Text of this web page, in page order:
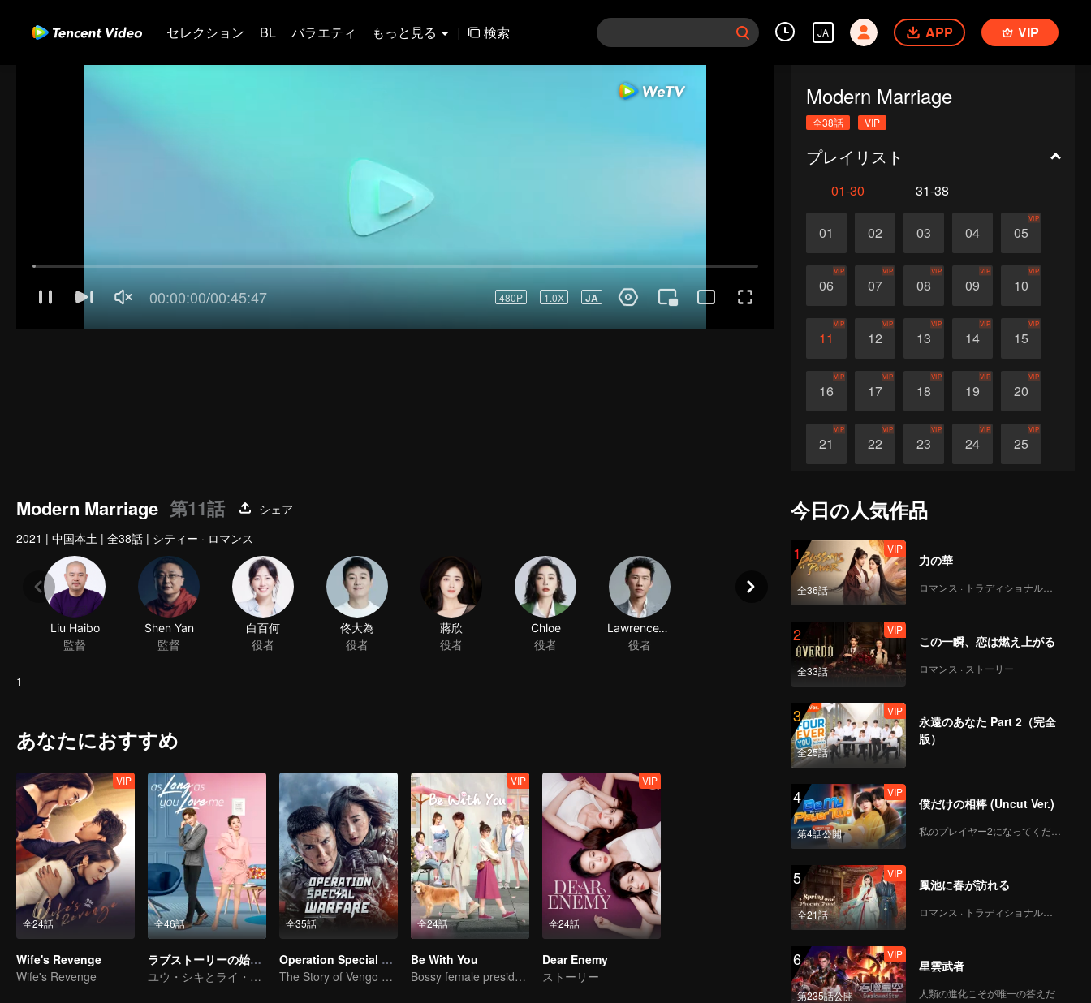
セレクション BL バラエティ もっと見る | 検索 JA APP VIP
Modern Marriage
全38話 VIP
プレイリスト
01-30 31-38
01 02 03 04 05
VIP
06
VIP
07
VIP
08
VIP
09
VIP
10
VIP
11
VIP
12
VIP
13
VIP
14
VIP
15
VIP
16
VIP
17
VIP
18
VIP
19
VIP
20
VIP
21
VIP
22
VIP
23
VIP
24
VIP
25
VIP
Modern Marriage 第11話
シェア
2021 | 中国本土 | 全38話 | シティー · ロマンス
1
あなたにおすすめ
全24話
VIP
Wife's Revenge
Wife's Revenge
全46話
ラブストーリーの始まり～私のラブロマンス〜
ユウ・シキとライ・ウモウ 幼なじみ愛の甘さ
全35話
Operation Special Warfare
The Story of Vengo and Hu Bingqing in the Army
全24話
VIP
Be With You
Bossy female president flirts with arrogant childe.
全24話
VIP
Dear Enemy
ストーリー
今日の人気作品
1
全36話
VIP
力の華
ロマンス · トラディショナル・コスチューム
2
全33話
VIP
この一瞬、恋は燃え上がる
ロマンス · ストーリー
3
全25話
VIP
永遠のあなた Part 2（完全
版）
4
第4話公開
VIP
僕だけの相棒 (Uncut Ver.)
私のプレイヤー2になってください
5
全21話
VIP
鳳池に春が訪れる
ロマンス · トラディショナル・コスチューム
6
第235話公開
VIP
星雲武者
人類の進化こそが唯一の答えだ